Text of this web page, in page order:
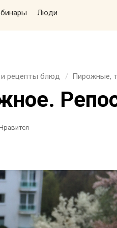
Люди
и рецепты блюд Пирожные,